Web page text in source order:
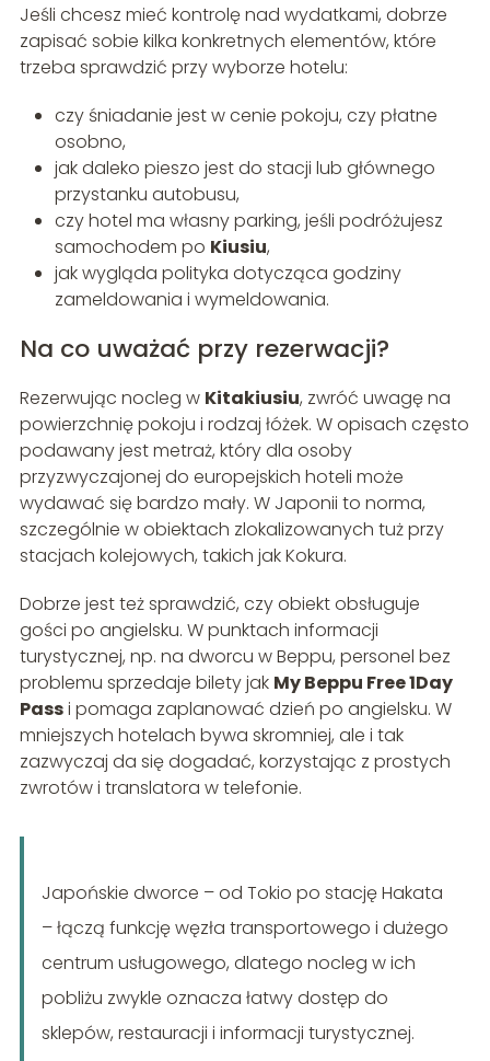
Jeśli chcesz mieć kontrolę nad wydatkami, dobrze
zapisać sobie kilka konkretnych elementów, które
trzeba sprawdzić przy wyborze hotelu:
czy śniadanie jest w cenie pokoju, czy płatne
osobno,
jak daleko pieszo jest do stacji lub głównego
przystanku autobusu,
czy hotel ma własny parking, jeśli podróżujesz
samochodem po Kiusiu,
jak wygląda polityka dotycząca godziny
zameldowania i wymeldowania.
Na co uważać przy rezerwacji?
Rezerwując nocleg w Kitakiusiu, zwróć uwagę na
powierzchnię pokoju i rodzaj łóżek. W opisach często
podawany jest metraż, który dla osoby
przyzwyczajonej do europejskich hoteli może
wydawać się bardzo mały. W Japonii to norma,
szczególnie w obiektach zlokalizowanych tuż przy
stacjach kolejowych, takich jak Kokura.
Dobrze jest też sprawdzić, czy obiekt obsługuje
gości po angielsku. W punktach informacji
turystycznej, np. na dworcu w Beppu, personel bez
problemu sprzedaje bilety jak My Beppu Free 1Day
Passi pomaga zaplanować dzień po angielsku. W
mniejszych hotelach bywa skromniej, ale i tak
zazwyczaj da się dogadać, korzystając z prostych
zwrotów i translatora w telefonie.
Japońskie dworce – od Tokio po stację Hakata
– łączą funkcję węzła transportowego i dużego
centrum usługowego, dlatego nocleg w ich
pobliżu zwykle oznacza łatwy dostęp do
sklepów, restauracji i informacji turystycznej.